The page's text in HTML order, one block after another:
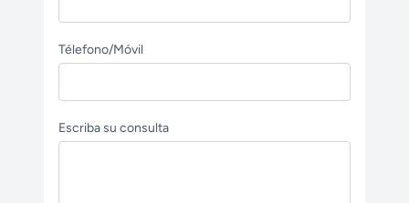
Télefono/Móvil
Escriba su consulta